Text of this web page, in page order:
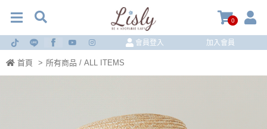
0
會員登入 加入會員
首頁 > 所有商品 / ALL ITEMS